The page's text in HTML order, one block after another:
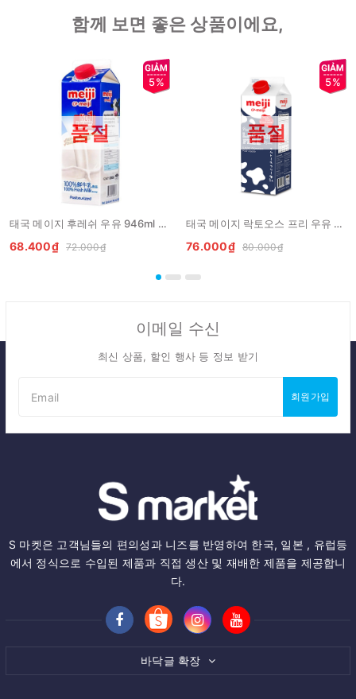
함께 보면 좋은 상품이에요,
5%
품절
태국 메이지 후레쉬 우유 946ml MEIJI Milk Fresh
68.400₫ 72.000₫
5%
품절
태국 메이지 락토오스 프리 우유 946ml MEIJI Sua tuoi thanh trung Lactose Free
76.000₫ 80.000₫
이메일 수신
최신 상품, 할인 행사 등 정보 받기
회원가입
S 마켓은 고객님들의 편의성과 니즈를 반영하여 한국, 일본 , 유럽등
에서 정식으로 수입된 제품과 직접 생산 및 재배한 제품을 제공합니
다.
바닥글 확장